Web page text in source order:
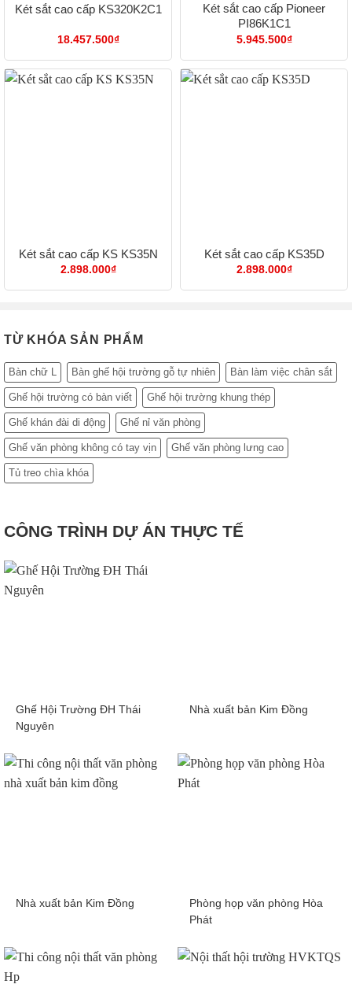
Két sắt cao cấp KS320K2C1
18.457.500₫
Két sắt cao cấp Pioneer
PI86K1C1
5.945.500₫
Két sắt cao cấp KS KS35N
2.898.000₫
Két sắt cao cấp KS35D
2.898.000₫
TỪ KHÓA SẢN PHẨM
Bàn chữ L Bàn ghế hội trường gỗ tự nhiên Bàn làm việc chân sắt
Ghế hội trường có bàn viết Ghế hội trường khung thép
Ghế khán đài di động Ghế nỉ văn phòng
Ghế văn phòng không có tay vịn Ghế văn phòng lưng cao
Tủ treo chìa khóa
CÔNG TRÌNH DỰ ÁN THỰC TẾ
Ghế Hội Trường ĐH Thái
Nguyên
Nhà xuất bản Kim Đồng
Nhà xuất bản Kim Đồng
Phòng họp văn phòng Hòa
Phát